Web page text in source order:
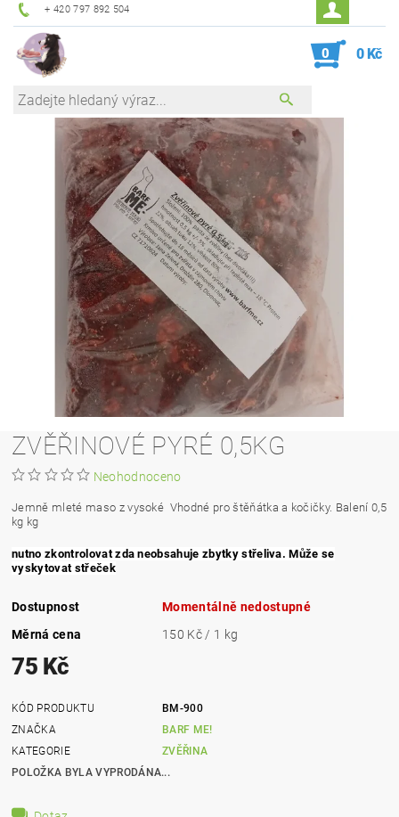
+ 420 797 892 504
0 0 Kč
ZVĚŘINOVÉ PYRÉ 0,5KG
Neohodnoceno
Jemně mleté maso z vysoké Vhodné pro štěňátka a kočičky. Balení 0,5
kg kg
nutno zkontrolovat zda neobsahuje zbytky střeliva. Může se
vyskytovat střeček
Dostupnost
Momentálně nedostupné
Měrná cena
150 Kč / 1 kg
75 Kč
KÓD PRODUKTU
BM-900
ZNAČKA
BARF ME!
KATEGORIE
ZVĚŘINA
POLOŽKA BYLA VYPRODÁNA...